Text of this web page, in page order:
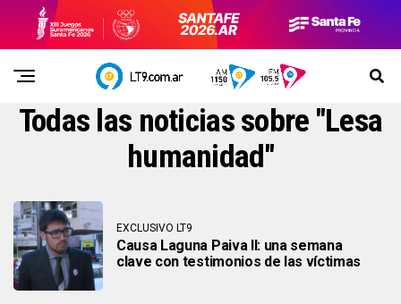
Todas las noticias sobre "Lesa
humanidad"
EXCLUSIVO LT9
Causa Laguna Paiva II: una semana
clave con testimonios de las víctimas